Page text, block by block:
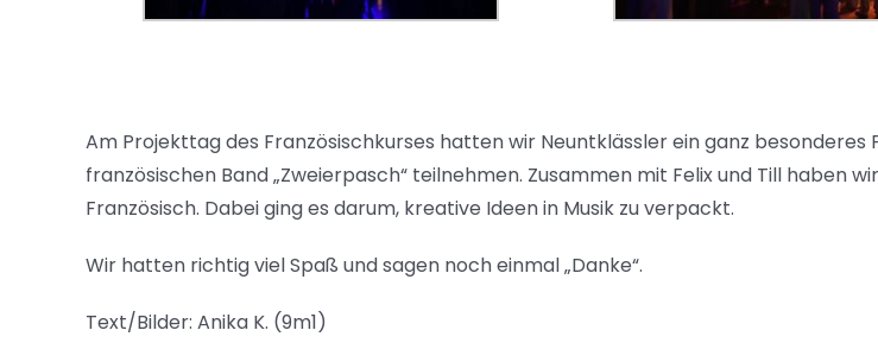
Am Projekttag des Französischkurses hatten wir Neuntklässler ein ganz
französischen Band „Zweierpasch“ teilnehmen. Zusammen mit Felix und Till haben
Französisch. Dabei ging es darum, kreative Ideen in Musik zu verpackt.
Wir hatten richtig viel Spaß und sagen noch einmal „Danke“.
Text/Bilder: Anika K. (9m1)